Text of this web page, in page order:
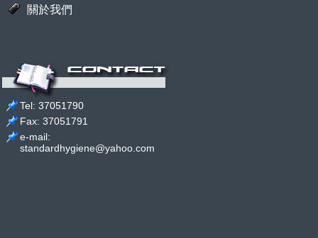
關於我們
Tel: 37051790
Fax: 37051791
e-mail:
standardhygiene@yahoo.com